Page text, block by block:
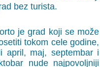
bez turista.
je grad koji se može
tokom cele godine,
april, maj, septembar i
nude najpovoljniji